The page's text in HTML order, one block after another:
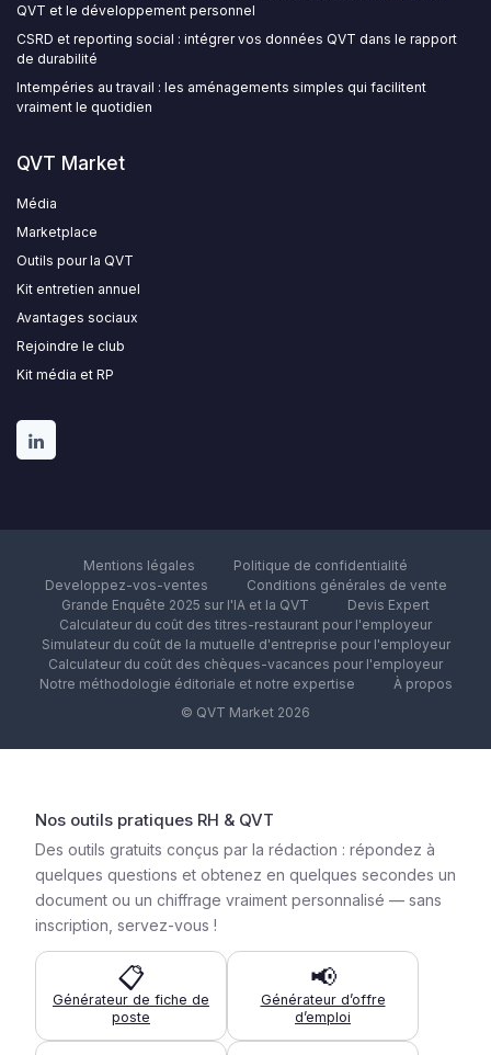
QVT et le développement personnel
CSRD et reporting social : intégrer vos données QVT dans le rapport
de durabilité
Intempéries au travail : les aménagements simples qui facilitent
vraiment le quotidien
QVT Market
Média
Marketplace
Outils pour la QVT
Kit entretien annuel
Avantages sociaux
Rejoindre le club
Kit média et RP
Mentions légales
Politique de confidentialité
Developpez-vos-ventes
Conditions générales de vente
Grande Enquête 2025 sur l'IA et la QVT
Devis Expert
Calculateur du coût des titres-restaurant pour l'employeur
Simulateur du coût de la mutuelle d'entreprise pour l'employeur
Calculateur du coût des chèques-vacances pour l'employeur
Notre méthodologie éditoriale et notre expertise
À propos
© QVT Market 2026
Nos outils pratiques RH & QVT
Des outils gratuits conçus par la rédaction : répondez à
quelques questions et obtenez en quelques secondes un
document ou un chiffrage vraiment personnalisé — sans
inscription, servez-vous !
📋
Générateur de fiche de
poste
📢
Générateur d’offre
d’emploi